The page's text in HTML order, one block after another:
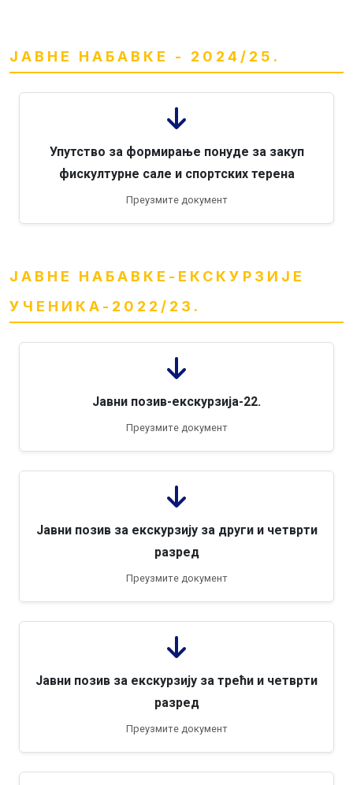
ЈАВНЕ НАБАВКЕ - 2024/25.
Упутство за формирање понуде за закуп
фискултурне сале и спортских терена
Преузмите документ
ЈАВНЕ НАБАВКЕ-ЕКСКУРЗИЈЕ
УЧЕНИКА-2022/23.
Јавни позив-екскурзија-22.
Преузмите документ
Jавни позив за екскурзију за други и четврти
разред
Преузмите документ
Јавни позив за екскурзију за трећи и четврти
разред
Преузмите документ